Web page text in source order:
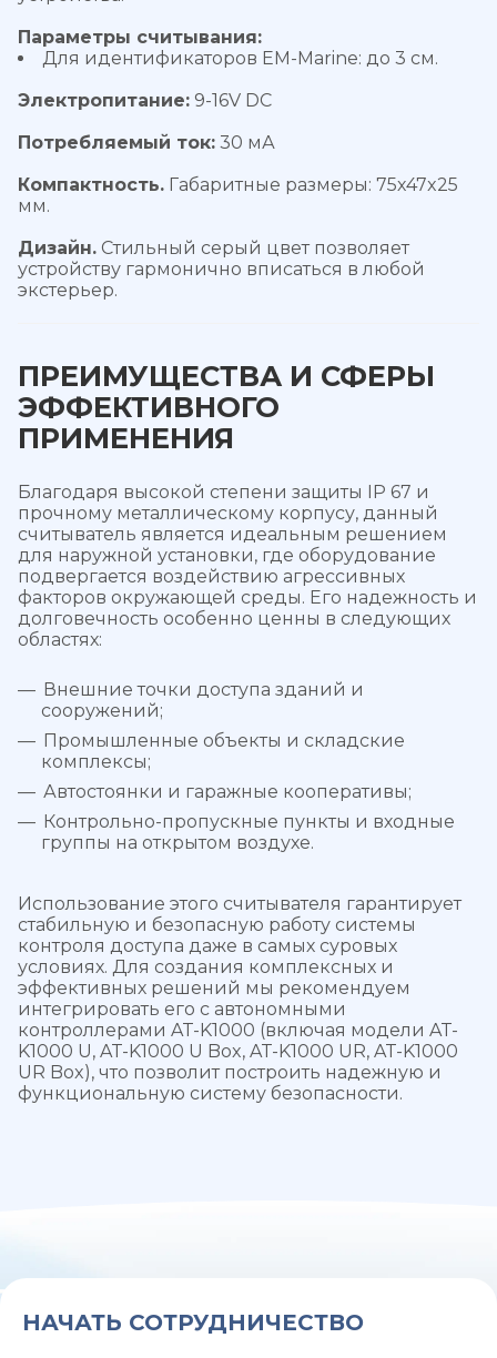
Параметры считывания:
Для идентификаторов EM-Marine: до 3 см.
Электропитание: 9-16V DC
Потребляемый ток: 30 мА
Компактность. Габаритные размеры: 75х47x25
мм.
Дизайн. Стильный серый цвет позволяет
устройству гармонично вписаться в любой
экстерьер.
ПРЕИМУЩЕСТВА И СФЕРЫ
ЭФФЕКТИВНОГО
ПРИМЕНЕНИЯ
Благодаря высокой степени защиты IP 67 и
прочному металлическому корпусу, данный
считыватель является идеальным решением
для наружной установки, где оборудование
подвергается воздействию агрессивных
факторов окружающей среды. Его надежность и
долговечность особенно ценны в следующих
областях:
Внешние точки доступа зданий и
сооружений;
Промышленные объекты и складские
комплексы;
Автостоянки и гаражные кооперативы;
Контрольно-пропускные пункты и входные
группы на открытом воздухе.
Использование этого считывателя гарантирует
стабильную и безопасную работу системы
контроля доступа даже в самых суровых
условиях. Для создания комплексных и
эффективных решений мы рекомендуем
интегрировать его с автономными
контроллерами AT-K1000 (включая модели AT-
K1000 U, AT-K1000 U Box, AT-K1000 UR, AT-K1000
UR Box), что позволит построить надежную и
функциональную систему безопасности.
НАЧАТЬ СОТРУДНИЧЕСТВО